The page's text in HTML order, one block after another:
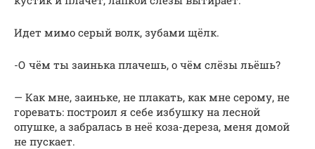
Идет мимо серый волк, зубами щёлк.
-О чём ты заинька плачешь, о чём слёзы льёшь?
— Как мне, заиньке, не плакать, как мне серому, не
горевать: построил я себе избушку на лесной
опушке, а забралась в неё коза-дереза, меня домой
не пускает.